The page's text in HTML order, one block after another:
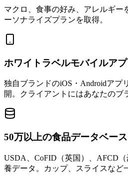
マクロ、食事の好み、アレルギー
ーソナライズプランを取得。
ホワイトラベルモバイルアプ
独自ブランドのiOS・Androidアプ
開。クライアントにはあなたのブ
50万以上の食品データベース
USDA、CoFID（英国）、AFCD
養データ。カップ、スライスなど